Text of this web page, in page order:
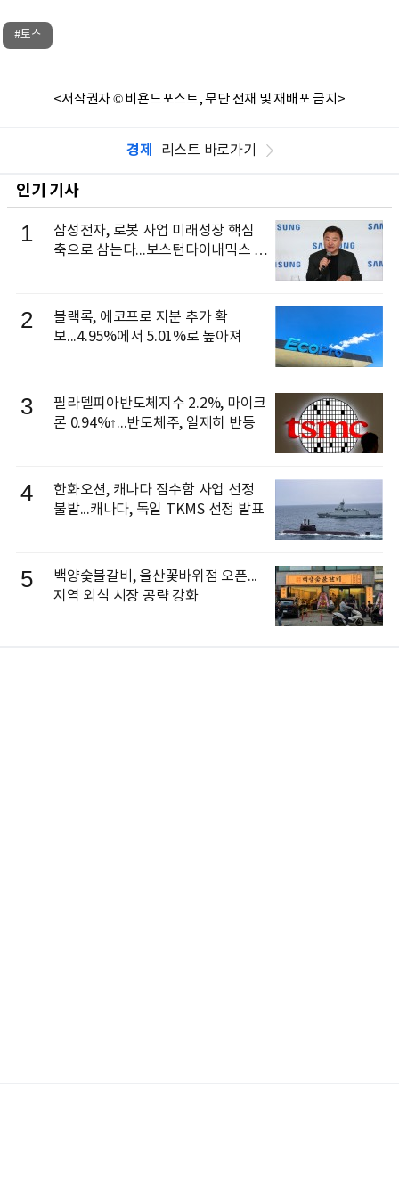
#토스
<저작권자 © 비욘드포스트, 무단 전재 및 재배포 금지>
경제 리스트 바로가기
인기 기사
1
삼성전자, 로봇 사업 미래성장 핵심
축으로 삼는다...보스턴다이내믹스 출
2
블랙록, 에코프로 지분 추가 확
보...4.95%에서 5.01%로 높아져
3
필라델피아반도체지수 2.2%, 마이크
론 0.94%↑...반도체주, 일제히 반등
4
한화오션, 캐나다 잠수함 사업 선정
불발...캐나다, 독일 TKMS 선정 발표
5
백양숯불갈비, 울산꽃바위점 오픈...
지역 외식 시장 공략 강화